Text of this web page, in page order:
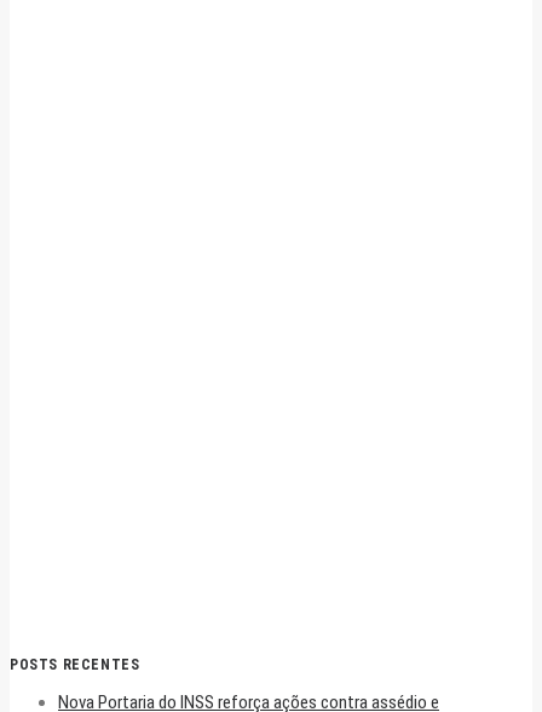
POSTS RECENTES
Nova Portaria do INSS reforça ações contra assédio e